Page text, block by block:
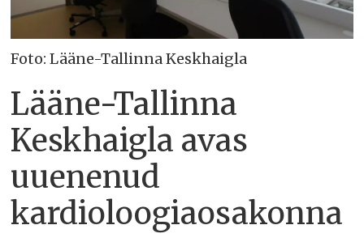
Foto: Lääne-Tallinna Keskhaigla
Lääne-Tallinna
Keskhaigla avas
uuenenud
kardioloogiaosakonna